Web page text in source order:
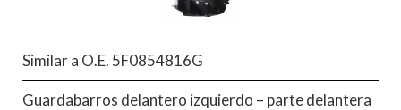
Similar a O.E. 5F0854816G
Guardabarros delantero izquierdo – parte delantera